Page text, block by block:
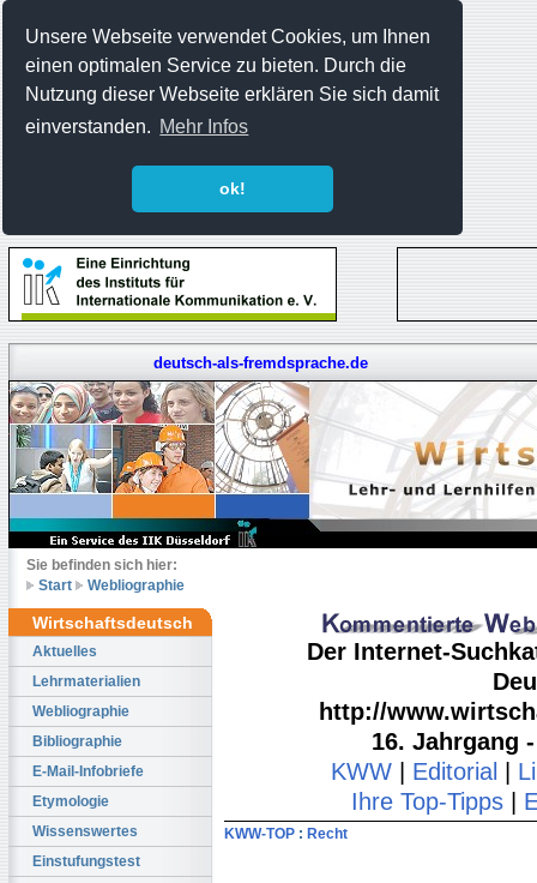
Unsere Webseite verwendet Cookies, um Ihnen
einen optimalen Service zu bieten. Durch die
Nutzung dieser Webseite erklären Sie sich damit
einverstanden. Mehr Infos
ok!
deutsch-als-fremdsprache.de
Sie befinden sich hier:
Start
Webliographie
Wirtschaftsdeutsch
Aktuelles
Lehrmaterialien
Webliographie
Bibliographie
E-Mail-Infobriefe
Etymologie
Wissenswertes
Einstufungstest
Der Internet-
http://
16. Jahrgang
KWW| Editorial
Ihre Top-Tipps
KWW-TOP : Recht